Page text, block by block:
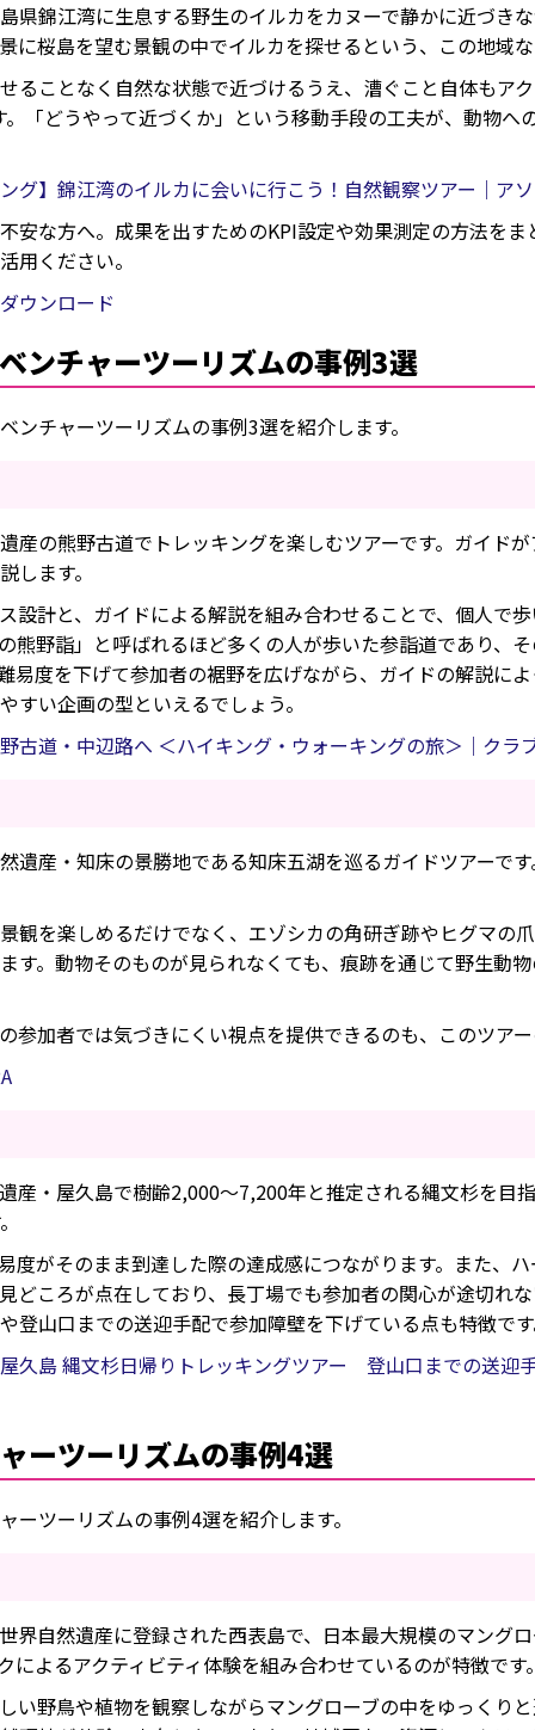
県錦江湾に生息する野生のイルカをカヌーで静かに近づき
に桜島を望む景観の中でイルカを探せるという、この地域
ることなく自然な状態で近づけるうえ、漕ぐこと自体もア
「どうやって近づくか」という移動手段の工夫が、動物
グ】錦江湾のイルカに会いに行こう！自然観察ツアー｜ア
安な方へ。成果を出すためのKPI設定や効果測定の方法をま
用ください。
ウンロード
ンチャーツーリズムの事例3選
チャーツーリズムの事例3選を紹介します。
産の熊野古道でトレッキングを楽しむツアーです。ガイド
します。
設計と、ガイドによる解説を組み合わせることで、個人で
熊野詣」と呼ばれるほど多くの人が歩いた参詣道であり、
易度を下げて参加者の裾野を広げながら、ガイドの解説に
すい企画の型といえるでしょう。
道・中辺路へ ＜ハイキング・ウォーキングの旅＞｜クラ
遺産・知床の景勝地である知床五湖を巡るガイドツアーで
観を楽しめるだけでなく、エゾシカの角研ぎ跡やヒグマの
す。動物そのものが見られなくても、痕跡を通じて野生動
参加者では気づきにくい視点を提供できるのも、このツア
産・屋久島で樹齢2,000～7,200年と推定される縄文杉を目
度がそのまま到達した際の達成感につながります。また、
どころが点在しており、長丁場でも参加者の関心が途切れ
登山口までの送迎手配で参加障壁を下げている点も特徴で
久島 縄文杉日帰りトレッキングツアー 登山口までの送
ーツーリズムの事例4選
ツーリズムの事例4選を紹介します。
界自然遺産に登録された西表島で、日本最大規模のマング
によるアクティビティ体験を組み合わせているのが特徴です
い野鳥や植物を観察しながらマングローブの中をゆっくり